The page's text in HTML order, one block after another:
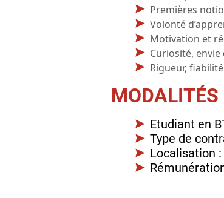
Premières
Volonté
Motivation et
Curiosité, envie
Rigueur,
MODALITÉS
Etudiant en
Type de
Localisation